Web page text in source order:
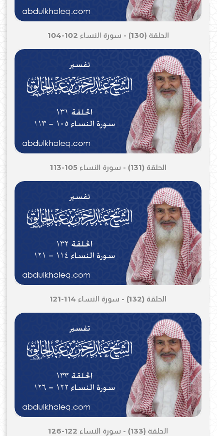
الحلقة (130) - سورة النساء 102-104
الحلقة (131) - سورة النساء 105-113
الحلقة (132) - سورة النساء 114-121
الحلقة (133) - سورة النساء 122-126